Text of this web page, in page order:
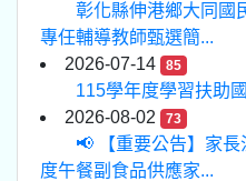
彰化縣伸港鄉大同國
專任輔導教師甄選簡...
2026-07-14
85
115學年度學習扶助
2026-08-02
73
📢 【重要公告】家
度午餐副食品供應家...